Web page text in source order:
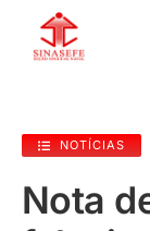
NOTÍCIAS
NOTÍCIAS
Nota